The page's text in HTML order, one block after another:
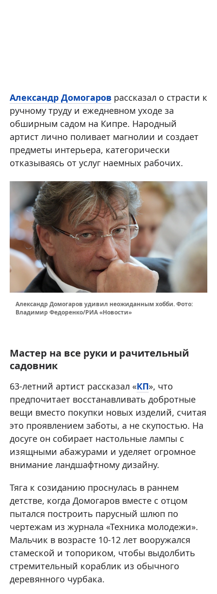
Александр Домогаров рассказал о страсти к
ручному труду и ежедневном уходе за
обширным садом на Кипре. Народный
артист лично поливает магнолии и создает
предметы интерьера, категорически
отказываясь от услуг наемных рабочих.
Александр Домогаров удивил неожиданным хобби. Фото:
Владимир Федоренко/РИА «Новости»
Мастер на все руки и рачительный
садовник
63-летний артист рассказал «КП», что
предпочитает восстанавливать добротные
вещи вместо покупки новых изделий, считая
это проявлением заботы, а не скупостью. На
досуге он собирает настольные лампы с
изящными абажурами и уделяет огромное
внимание ландшафтному дизайну.
Тяга к созиданию проснулась в раннем
детстве, когда Домогаров вместе с отцом
пытался построить парусный шлюп по
чертежам из журнала «Техника молодежи».
Мальчик в возрасте 10-12 лет вооружался
стамеской и топориком, чтобы выдолбить
стремительный кораблик из обычного
деревянного чурбака.